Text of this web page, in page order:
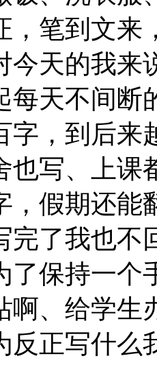
，笔到文来
今天的我来
每天不间断
字，到后来
也写、上课
，假期还能
完了我也不
了保持一个
啊、给学生
反正写什么